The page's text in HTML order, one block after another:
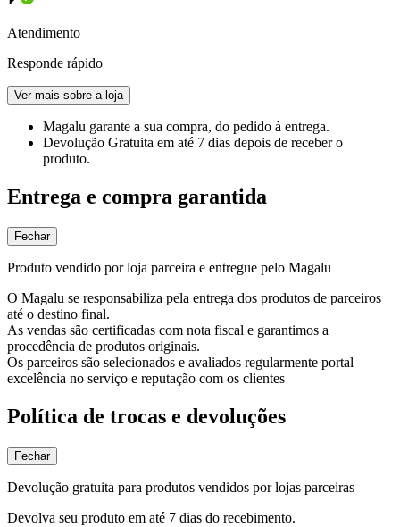
Atendimento
Responde rápido
Ver mais sobre a loja
Magalu garante a sua compra, do pedido à entrega.
Devolução Gratuita em até 7 dias depois de receber o
produto.
Entrega e compra garantida
Fechar
Produto vendido por loja parceira e entregue pelo Magalu
O Magalu se responsabiliza pela entrega dos produtos de parceiros
até o destino final.
As vendas são certificadas com nota fiscal e garantimos a
procedência de produtos originais.
Os parceiros são selecionados e avaliados regularmente portal
excelência no serviço e reputação com os clientes
Política de trocas e devoluções
Fechar
Devolução gratuita para produtos vendidos por lojas parceiras
Devolva seu produto em até 7 dias do recebimento.